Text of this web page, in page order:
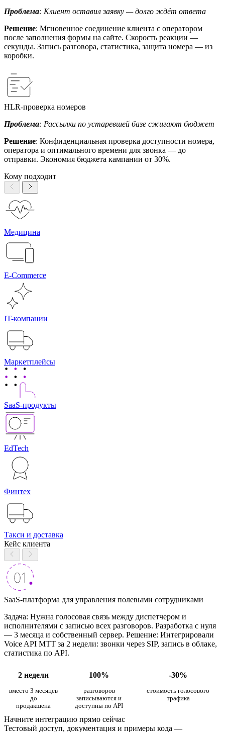
Проблема: Клиент оставил заявку — долго ждёт ответа
Решение: Мгновенное соединение клиента с оператором
после заполнения формы на сайте. Скорость реакции —
секунды. Запись разговора, статистика, защита номера — из
коробки.
HLR-проверка номеров
Проблема: Рассылки по устаревшей базе сжигают бюджет
Решение: Конфиденциальная проверка доступности номера,
оператора и оптимального времени для звонка — до
отправки. Экономия бюджета кампании от 30%.
Кому подходит
Медицина
E-Commerce
IT-компании
Маркетплейсы
SaaS-продукты
EdTech
Финтех
Такси и доставка
Кейс клиента
SaaS-платформа для управления полевыми сотрудниками
Задача: Нужна голосовая связь между диспетчером и
исполнителями с записью всех разговоров. Разработка с нуля
— 3 месяца и собственный сервер. Решение: Интегрировали
Voice API МТТ за 2 недели: звонки через SIP, запись в облаке,
статистика по API.
2 недели 100% -30%
вместо 3 месяцев
до
продакшена
разговоров
записываются и
доступны по API
стоимость голосового
трафика
Начните интеграцию прямо сейчас
Тестовый доступ, документация и примеры кода —